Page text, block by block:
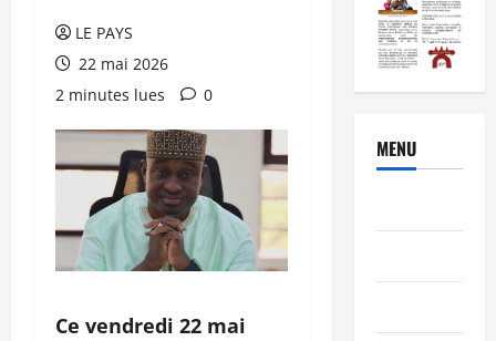
LE PAYS
22 mai 2026
2 minutes lues
0
Ce vendredi 22 mai
MENU